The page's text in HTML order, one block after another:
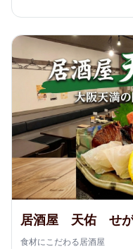
居酒屋 天佑 せ
食材にこだわる居酒屋